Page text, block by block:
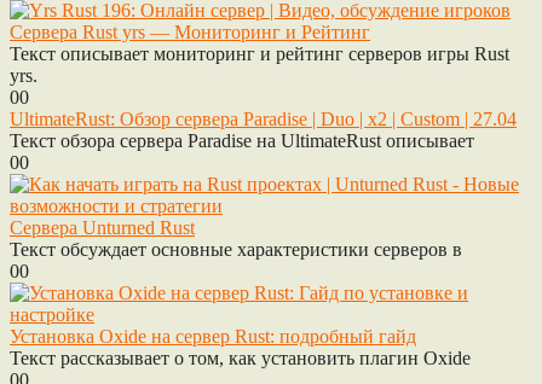
Сервера Rust yrs — Мониторинг и Рейтинг
Текст описывает мониторинг и рейтинг серверов игры Rust
yrs.
00
UltimateRust: Обзор сервера Paradise | Duo | x2 | Custom | 27.04
Текст обзора сервера Paradise на UltimateRust описывает
00
Сервера Unturned Rust
Текст обсуждает основные характеристики серверов в
00
Установка Oxide на сервер Rust: подробный гайд
Текст рассказывает о том, как установить плагин Oxide
00